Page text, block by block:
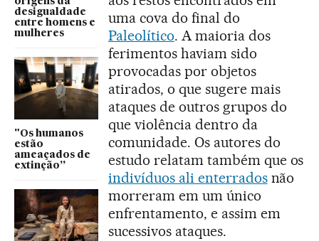
desigualdade
entre homens e
mulheres
"Os humanos
estão
ameaçados de
extinção”
uma cova do final do
Paleolítico. A maioria dos
ferimentos haviam sido
provocadas por objetos
atirados, o que sugere mais
ataques de outros grupos do
que violência dentro da
comunidade. Os autores do
estudo relatam também que os
indivíduos ali enterradosnão
morreram em um único
enfrentamento, e assim em
sucessivos ataques.